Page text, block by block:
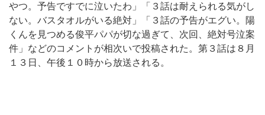
やつ。予告ですでに泣いたわ」「３話は耐えられる気がし
ない。バスタオルがいる絶対」「３話の予告がエグい。陽
くんを見つめる俊平パパが切な過ぎて、次回、絶対号泣案
件」などのコメントが相次いで投稿された。第３話は８月
１３日、午後１０時から放送される。